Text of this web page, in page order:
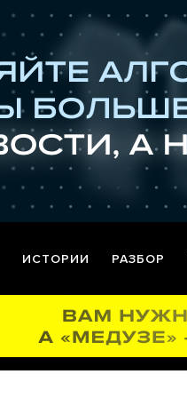
ИСТОРИИ РАЗБОР